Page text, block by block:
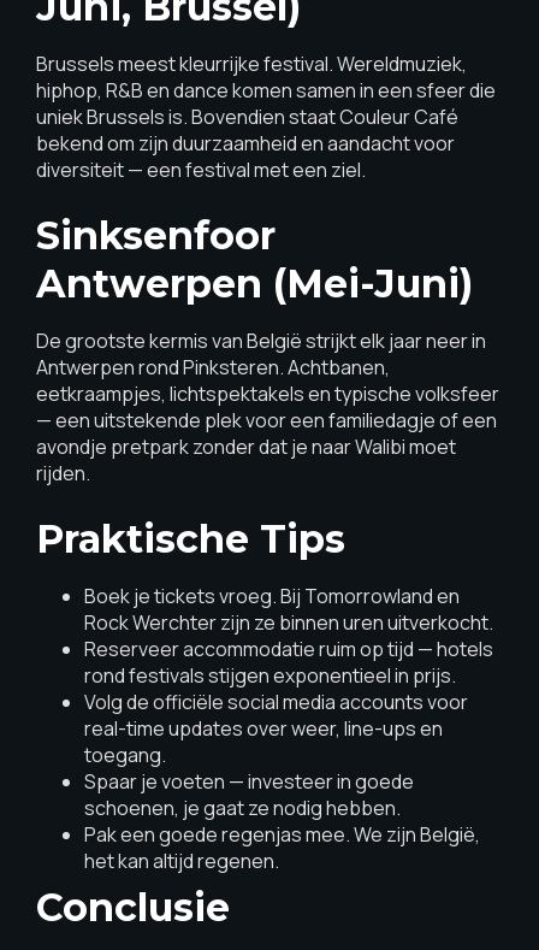
Brussels meest kleurrijke festival. Wereldmuziek,
hiphop, R&B en dance komen samen in een sfeer die
uniek Brussels is. Bovendien staat Couleur Café
bekend om zijn duurzaamheid en aandacht voor
diversiteit — een festival met een ziel.
Sinksenfoor
Antwerpen (mei-Juni)
De grootste kermis van België strijkt elk jaar neer in
Antwerpen rond Pinksteren. Achtbanen,
eetkraampjes, lichtspektakels en typische volksfeer
— een uitstekende plek voor een familiedagje of een
avondje pretpark zonder dat je naar Walibi moet
rijden.
Praktische Tips
Boek je tickets vroeg. Bij Tomorrowland en
Rock Werchter zijn ze binnen uren uitverkocht.
Reserveer accommodatie ruim op tijd — hotels
rond festivals stijgen exponentieel in prijs.
Volg de officiële social media accounts voor
real-time updates over weer, line-ups en
toegang.
Spaar je voeten — investeer in goede
schoenen, je gaat ze nodig hebben.
Pak een goede regenjas mee. We zijn België,
het kan altijd regenen.
Conclusie